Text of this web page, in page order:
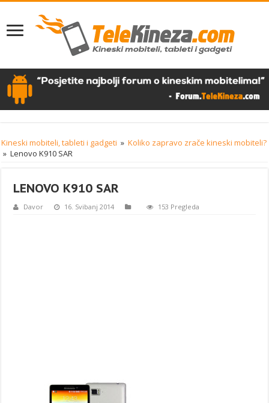
Kineski mobiteli, tableti i gadgeti » Koliko zapravo zrače kineski mobiteli?
» Lenovo K910 SAR
LENOVO K910 SAR
Davor 16. Svibanj 2014 153 Pregleda